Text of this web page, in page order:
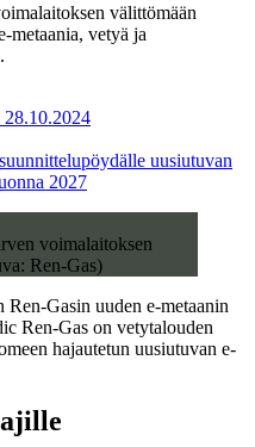
välittömään
metaania, vetyä ja
28.10.2024
uusiutuvan
2027
voimalaitoksen
Ren-Gas)
Ren-Gasin uuden e-metaanin
Ren-Gas on vetytalouden
hajautetun uusiutuvan e-